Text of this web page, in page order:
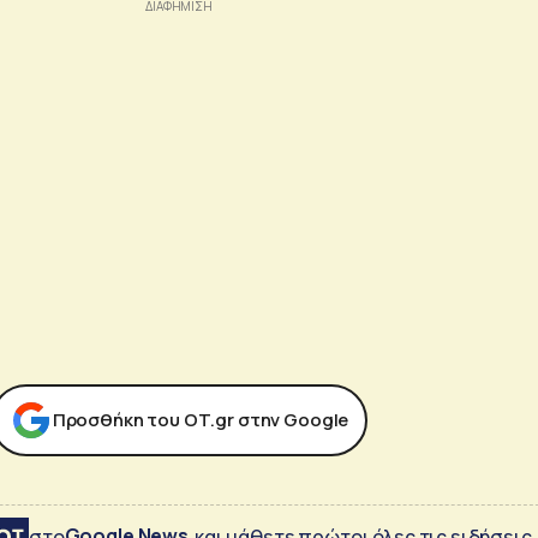
Προσθήκη του ΟΤ.gr στην Google